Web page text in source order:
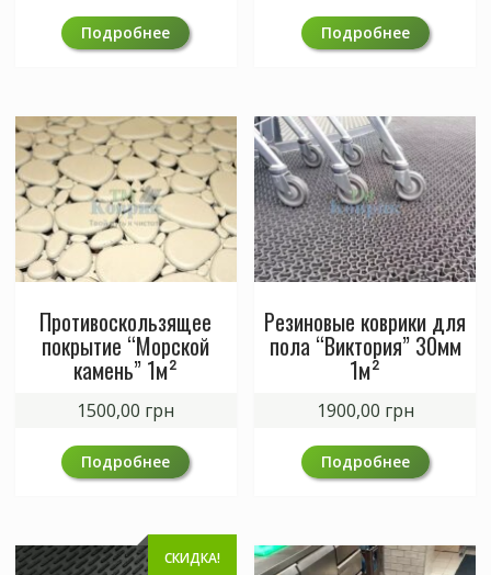
Подробнее Подробнее
Противоскользящее
покрытие “Морской
камень” 1м²
1500,00 грн
Подробнее
Резиновые коврики для
пола “Виктория” 30мм
1м²
1900,00 грн
Подробнее
СКИДКА!